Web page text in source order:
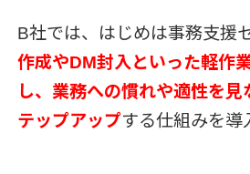
B社では、はじめは事務支援
作成やDM封入といった軽作
し、業務への慣れや適性を見
テップアップする仕組みを導